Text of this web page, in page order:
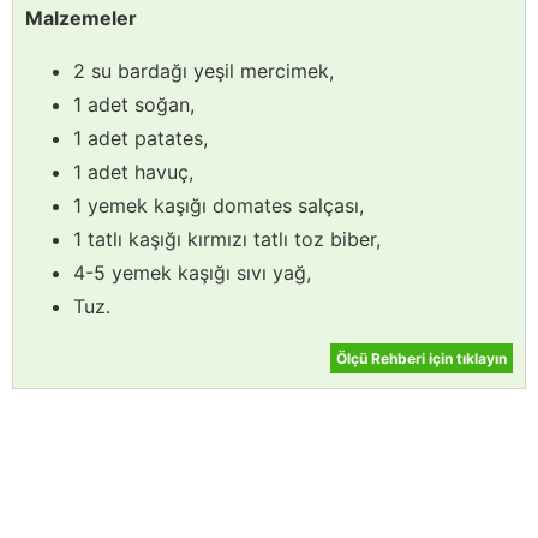
Malzemeler
2 su bardağı yeşil mercimek,
1 adet soğan,
1 adet patates,
1 adet havuç,
1 yemek kaşığı domates salçası,
1 tatlı kaşığı kırmızı tatlı toz biber,
4-5 yemek kaşığı sıvı yağ,
Tuz.
Ölçü Rehberi için tıklayın